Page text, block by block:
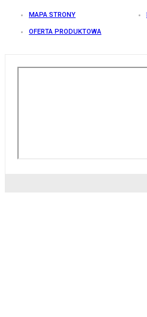
MAPA STRONY
OFERTA PRODUKTOWA